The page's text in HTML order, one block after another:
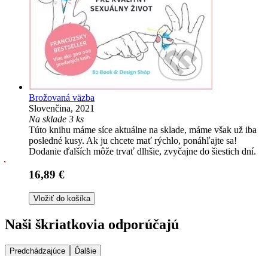
Brožovaná väzba
Slovenčina, 2021
Na sklade 3 ks
Túto knihu máme síce aktuálne na sklade, máme však už iba
posledné kusy. Ak ju chcete mať rýchlo, ponáhľajte sa!
Dodanie ďalších môže trvať dlhšie, zvyčajne do šiestich dní.
16,89 €
Vložiť do košíka
Naši škriatkovia odporúčajú
Predchádzajúce Ďalšie